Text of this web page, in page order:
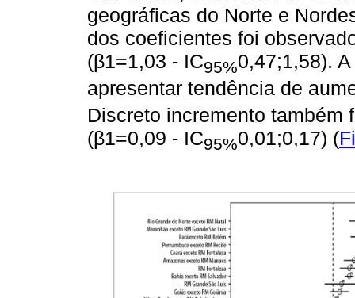
geográficas do Norte e
dos coeficientes foi
(β1=1,03 - IC95%0,47;1,58).
apresentar tendência de
Discreto incremento também
(β1=0,09 - IC95%0,01;0,17) (